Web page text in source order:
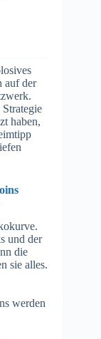
auf der
haben,
und der
die
sie alles.
werden